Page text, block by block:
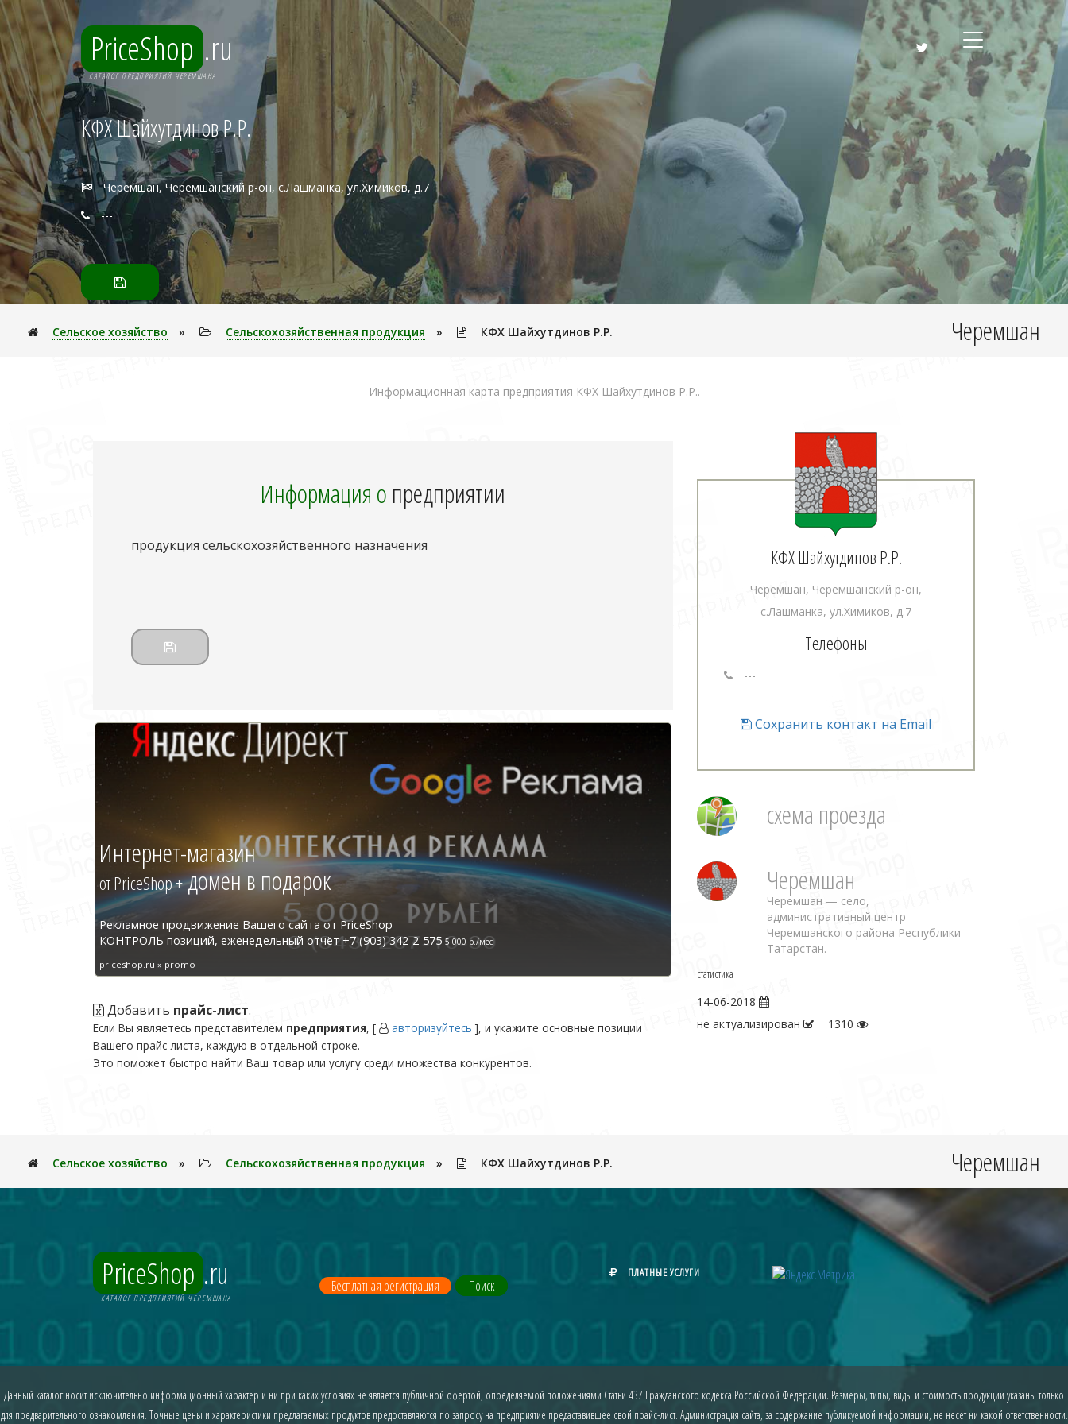
PriceShop .ru
КАТАЛОГ ПРЕДПРИЯТИЙ ЧЕРЕМШАНА
КФХ Шайхутдинов Р.Р.
Черемшан, Черемшанский р-он, с.Лашманка, ул.Химиков, д.7
---
Сельское хозяйство » Сельскохозяйственная продукция » КФХ Шайхутдинов Р.Р. Черемшан
Информационная карта предприятия КФХ Шайхутдинов Р.Р..
Информация о предприятии
продукция сельскохозяйственного назначения
Интернет-магазин
от PriceShop +домен в подарок
Рекламное продвижение Вашего сайта от PriceShop
КОНТРОЛЬ позиций, еженедельный отчёт +7 (903) 342-2-575 5 000 р./мес
priceshop.ru » promo
Добавить прайс-лист.
Если Вы являетесь представителем предприятия, [ авторизуйтесь ], и укажите основные позиции
Вашего прайс-листа, каждую в отдельной строке.
Это поможет быстро найти Ваш товар или услугу среди множества конкурентов.
КФХ Шайхутдинов Р.Р.
Черемшан, Черемшанский р-он,
с.Лашманка, ул.Химиков, д.7
Телефоны
---
Сохранить контакт на Email
схема проезда
Черемшан
Черемшан — село,
административный центр
Черемшанского района Республики
Татарстан.
статистика
14-06-2018
не актуализирован
1310
Сельское хозяйство » Сельскохозяйственная продукция » КФХ Шайхутдинов Р.Р. Черемшан
PriceShop .ru
КАТАЛОГ ПРЕДПРИЯТИЙ ЧЕРЕМШАНА
Бесплатная регистрация Поиск
ПЛАТНЫЕ УСЛУГИ
Данный каталог носит исключительно информационный характер и ни при каких условиях не является публичной офертой, определяемой положениями Статьи 437 Гражданского кодекса Российской Федерации. Размеры, типы, виды и стоимость продукции указаны только
для предварительного ознакомления. Точные цены и характеристики предлагаемых продуктов предоставляются по запросу на предприятие предаставившее свой прайс-лист. Администрация сайта, за содержание публикуемой информации, не несет ни какой ответственности.